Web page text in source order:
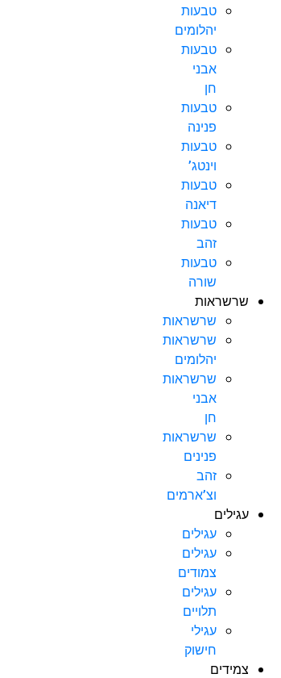
טבעות
יהלומים
טבעות
אבני
חן
טבעות
פנינה
טבעות
וינטג’
טבעות
דיאנה
טבעות
זהב
טבעות
שורה
שרשראות
שרשראות
שרשראות
יהלומים
שרשראות
אבני
חן
שרשראות
פנינים
זהב
וצ’ארמים
עגילים
עגילים
עגילים
צמודים
עגילים
תלויים
עגילי
חישוק
צמידים